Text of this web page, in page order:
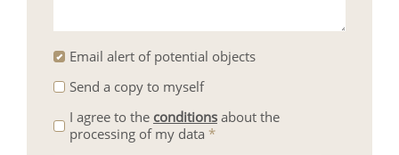
Email alert of potential objects
Send a copy to myself
I agree to the conditionsabout the
processing of my data *